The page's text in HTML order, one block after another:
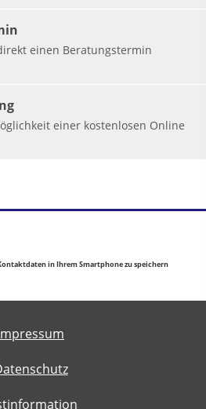
einen Beratungstermin
einer kostenlosen Online
in Ihrem Smartphone zu speichern